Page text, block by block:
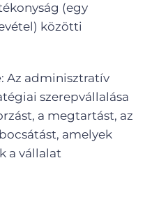
(egy
közötti
: Az adminisztratív
szerepvállalása
a megtartást, az
amelyek
a vállalat